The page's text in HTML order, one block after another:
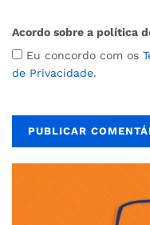
Acordo sobre a política
Eu concordo com os
de Privacidade.